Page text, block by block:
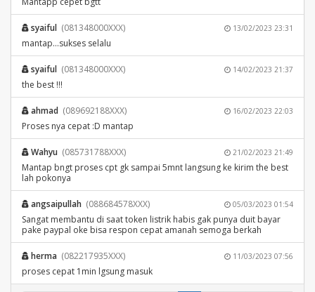
13/02/2023 23:31
syaiful (081348000XXX)
mantap...sukses selalu
14/02/2023 21:37
syaiful (081348000XXX)
the best !!!
16/02/2023 22:03
ahmad (089692188XXX)
Proses nya cepat :D mantap
21/02/2023 21:49
Wahyu (085731788XXX)
Mantap bngt proses cpt gk sampai 5mnt langsung ke kirim the best
lah pokonya
05/03/2023 01:54
angsaipullah (088684578XXX)
Sangat membantu di saat token listrik habis gak punya duit bayar
pake paypal oke bisa respon cepat amanah semoga berkah
11/03/2023 07:56
herma (082217935XXX)
proses cepat 1min lgsung masuk